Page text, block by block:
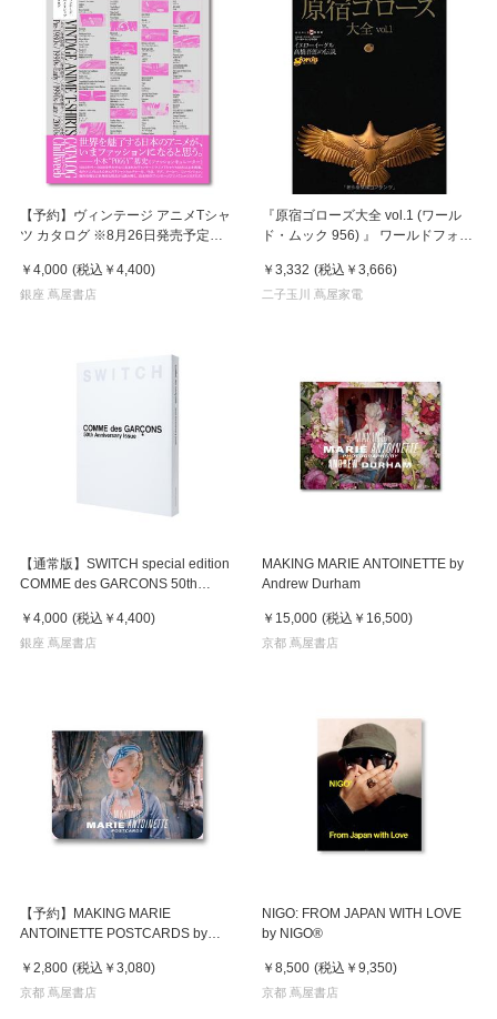
【予約】ヴィンテージ アニメTシャ
ツ カタログ ※8月26日発売予定
￥4,000 (税込 ￥4,400)
銀座 蔦屋書店
『原宿ゴローズ大全 vol.1 (ワール
ド・ムック 956) 』 ワールドフォト
￥3,332 (税込 ￥3,666)
二子玉川 蔦屋家電
【通常版】SWITCH special edition
COMME des GARCONS 50th
ソン設立50周年記念『SWITCH』特
別編集号
￥4,000 (税込 ￥4,400)
銀座 蔦屋書店
MAKING MARIE ANTOINETTE by
Andrew Durham
￥15,000 (税込 ￥16,500)
京都 蔦屋書店
【予約】MAKING MARIE
ANTOINETTE POSTCARDS by
～下旬頃発送予定
￥2,800 (税込 ￥3,080)
京都 蔦屋書店
NIGO: FROM JAPAN WITH LOVE
by NIGO®
￥8,500 (税込 ￥9,350)
京都 蔦屋書店